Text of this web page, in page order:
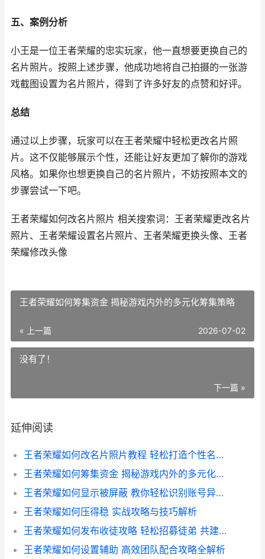
五、案例分析
小王是一位王者荣耀的忠实玩家，他一直想要更换自己的
名片照片。按照上述步骤，他成功地将自己拍摄的一张游
戏截图设置为名片照片，得到了许多好友的点赞和好评。
总结
通过以上步骤，玩家可以在王者荣耀中轻松更改名片照
片。这不仅能够展示个性，还能让好友更加了解你的游戏
风格。如果你也想更换自己的名片照片，不妨按照本文的
步骤尝试一下吧。
王者荣耀如何改名片照片 相关搜索词：王者荣耀更改名片
照片、王者荣耀设置名片照片、王者荣耀更换头像、王者
荣耀修改头像
王者荣耀如何筹集资金 揭秘游戏内外的多元化筹集策略
« 上一篇 2026-07-02
没有了！
下一篇 »
延伸阅读
王者荣耀如何改名片照片教程 轻松打造个性名片 提升游戏形象
王者荣耀如何筹集资金 揭秘游戏内外的多元化筹集策略
王者荣耀如何显示被屏蔽 教你轻松识别账号异常与屏蔽状态
王者荣耀如何压得稳 实战攻略与技巧解析
王者荣耀如何发布收徒攻略 轻松招募徒弟 共建荣耀团队
王者荣耀如何设置辅助 高效团队配合攻略全解析